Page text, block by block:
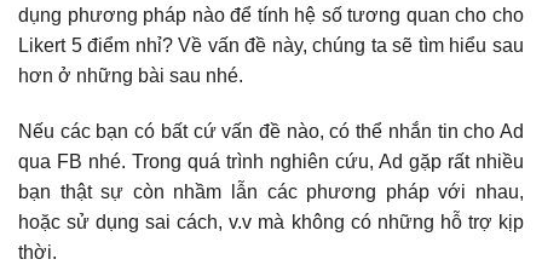
dụng phương pháp nào để tính hệ số tương quan cho cho
Likert 5 điểm nhỉ? Về vấn đề này, chúng ta sẽ tìm hiểu sau
hơn ở những bài sau nhé.
Nếu các bạn có bất cứ vấn đề nào, có thể nhắn tin cho Ad
qua FB nhé. Trong quá trình nghiên cứu, Ad gặp rất nhiều
bạn thật sự còn nhầm lẫn các phương pháp với nhau,
hoặc sử dụng sai cách, v.v mà không có những hỗ trợ kịp
thời.